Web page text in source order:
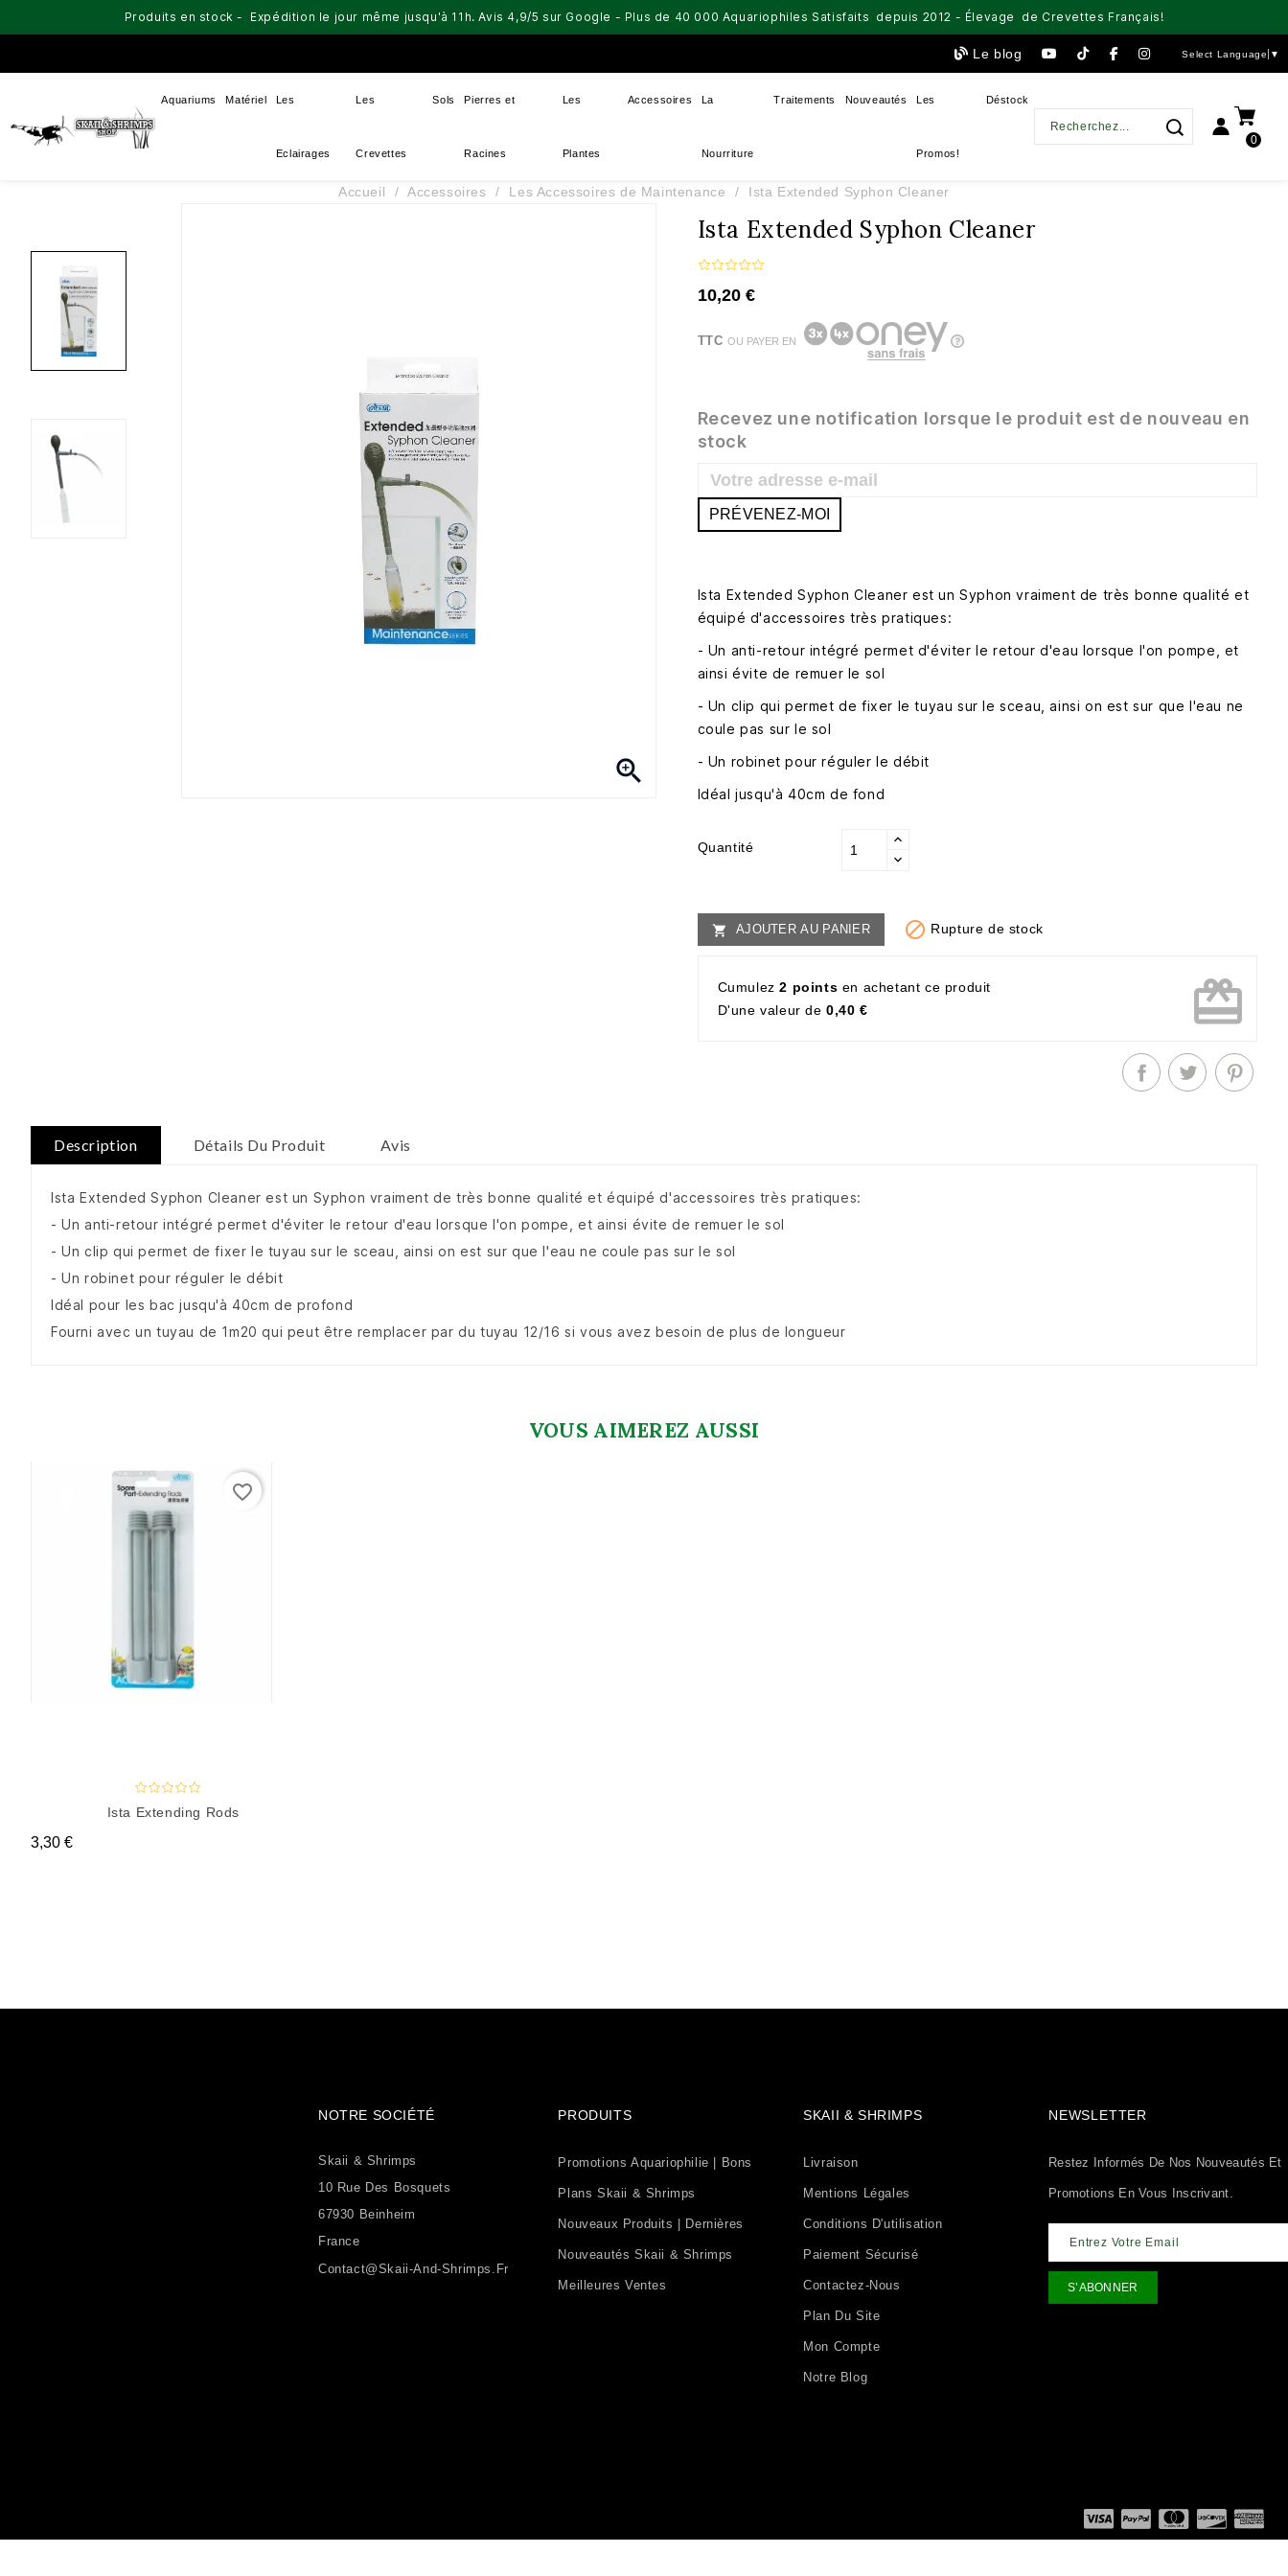
Produits en stock - Expédition le jour même jusqu'à 11h. Avis 4,9/5 sur Google - Plus de 40 000 Aquariophiles Satisfaits depuis 2012 - Élevage de Crevettes Français!
Le blog Select Language ▼
Aquariums Matériel Les
Eclairages
Les
Crevettes
Sols Pierres et
Racines
Les
Plantes
Accessoires La
Nourriture
Traitements Nouveautés Les
Promos!
Déstock
0
Accueil Accessoires Les Accessoires de Maintenance Ista Extended Syphon Cleaner

Ista Extended Syphon Cleaner
10,20 €
TTCOU PAYER EN
Recevez une notification lorsque le produit est de nouveau en
stock
PRÉVENEZ-MOI
Ista Extended Syphon Cleaner est un Syphon vraiment de très bonne qualité et
équipé d'accessoires très pratiques:
- Un anti-retour intégré permet d'éviter le retour d'eau lorsque l'on pompe, et
ainsi évite de remuer le sol
- Un clip qui permet de fixer le tuyau sur le sceau, ainsi on est sur que l'eau ne
coule pas sur le sol
- Un robinet pour réguler le débit
Idéal jusqu'à 40cm de fond
Quantité
 AJOUTER AU PANIER  Rupture de stock
Cumulez2 points en achetant ce produit
D'une valeur de0,40 € card_giftcard
Description Détails Du Produit Avis
Ista Extended Syphon Cleaner est un Syphon vraiment de très bonne qualité et équipé d'accessoires très pratiques:
- Un anti-retour intégré permet d'éviter le retour d'eau lorsque l'on pompe, et ainsi évite de remuer le sol
- Un clip qui permet de fixer le tuyau sur le sceau, ainsi on est sur que l'eau ne coule pas sur le sol
- Un robinet pour réguler le débit
Idéal pour les bac jusqu'à 40cm de profond
Fourni avec un tuyau de 1m20 qui peut être remplacer par du tuyau 12/16 si vous avez besoin de plus de longueur
VOUS AIMEREZ AUSSI
favorite_border
Ista Extending Rods
Prix
3,30 €
NOTRE SOCIÉTÉ
Skaii & Shrimps
10 Rue Des Bosquets
67930 Beinheim
France
Contact@skaii-And-Shrimps.fr
PRODUITS
Promotions Aquariophilie | Bons
Plans Skaii & Shrimps
Nouveaux Produits | Dernières
Nouveautés Skaii & Shrimps
Meilleures Ventes
SKAII & SHRIMPS
Livraison
Mentions Légales
Conditions D'utilisation
Paiement Sécurisé
Contactez-Nous
Plan Du Site
Mon Compte
Notre Blog
NEWSLETTER
Restez Informés De Nos Nouveautés Et
Promotions En Vous Inscrivant.